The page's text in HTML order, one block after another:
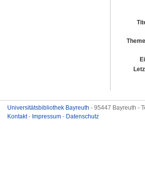
Universitätsbibliothek Bayreuth - 95447 Bayreuth -
Kontakt- Impressum - Datenschutz